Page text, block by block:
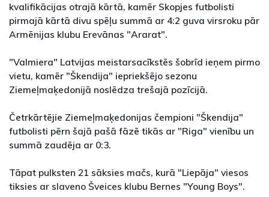
kvalifikācijas otrajā kārtā, kamēr Skopjes futbolisti
pirmajā kārtā divu spēļu summā ar 4:2 guva virsroku pār
Armēnijas klubu Erevānas "Ararat".
"Valmiera" Latvijas meistarsacīkstēs šobrīd ieņem pirmo
vietu, kamēr "Škendija" iepriekšējo sezonu
Ziemeļmaķedonijā noslēdza trešajā pozīcijā.
Četrkārtējie Ziemeļmaķedonijas čempioni "Škendija"
futbolisti pērn šajā pašā fāzē tikās ar "Riga" vienību un
summā zaudēja ar 0:3.
Tāpat pulksten 21 sāksies mačs, kurā "Liepāja" viesos
tiksies ar slaveno Šveices klubu Bernes "Young Boys".